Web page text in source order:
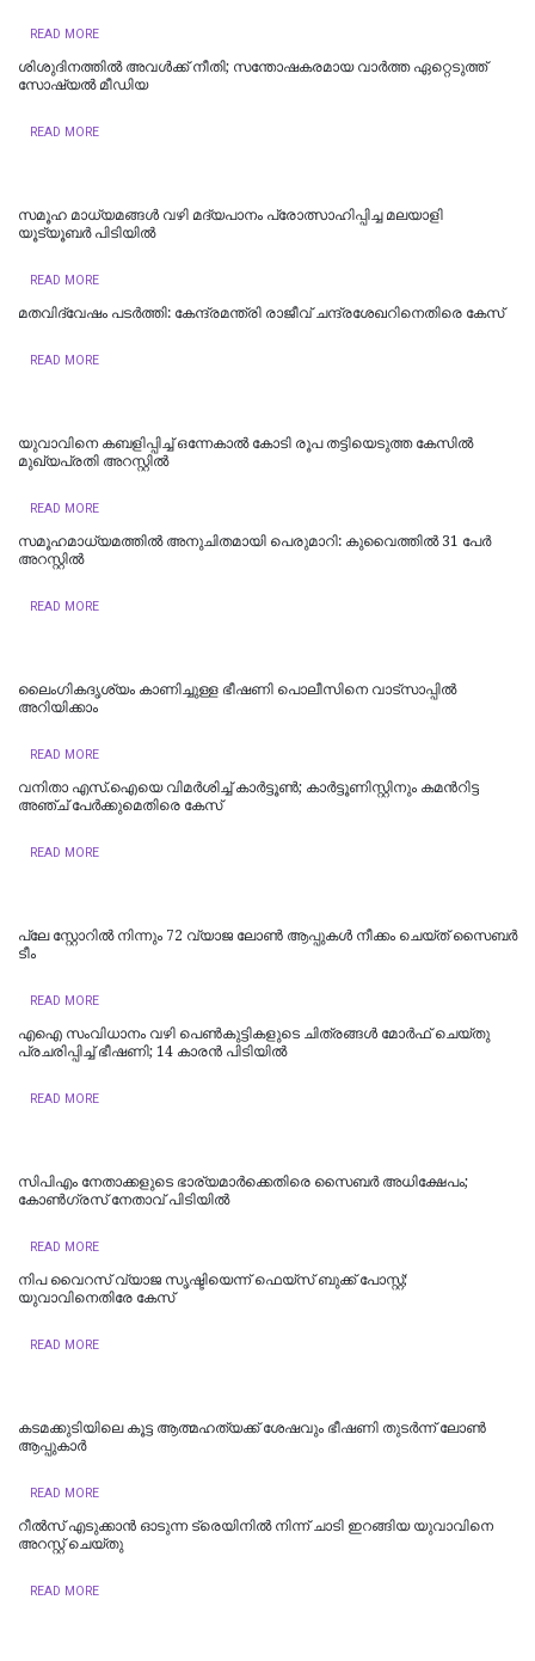
READ MORE
ശിശുദിനത്തില്‍ അവള്‍ക്ക് നീതി; സന്തോഷകരമായ വാര്‍ത്ത ഏറ്റെടുത്ത്
സോഷ്യല്‍ മീഡിയ
READ MORE
സമൂഹ മാധ്യമങ്ങള്‍ വഴി മദ്യപാനം പ്രോത്സാഹിപ്പിച്ച മലയാളി
യൂട്യൂബര്‍ പിടിയില്‍
READ MORE
മതവിദ്വേഷം പടര്‍ത്തി: കേന്ദ്രമന്ത്രി രാജീവ് ചന്ദ്രശേഖറിനെതിരെ കേസ്
READ MORE
യുവാവിനെ കബളിപ്പിച്ച് ഒന്നേകാൽ കോടി രൂപ തട്ടിയെടുത്ത കേസിൽ
മുഖ്യപ്രതി അറസ്റ്റിൽ
READ MORE
സമൂഹമാധ്യമത്തില്‍ അനുചിതമായി പെരുമാറി: കുവൈത്തില്‍ 31 പേര്‍
അറസ്റ്റില്‍
READ MORE
ലൈംഗികദൃശ്യം കാണിച്ചുള്ള ഭീഷണി പൊലീസിനെ വാട്‌സാപ്പില്‍
അറിയിക്കാം
READ MORE
വനിതാ എസ്.ഐയെ വിമർശിച്ച് കാർട്ടൂണ്‍; കാർട്ടൂണിസ്റ്റിനും കമന്‍റിട്ട
അഞ്ച് പേർക്കുമെതിരെ കേസ്
READ MORE
പ്ലേ സ്റ്റോറില്‍ നിന്നും 72 വ്യാജ ലോണ്‍ ആപ്പുകള്‍ നീക്കം ചെയ്ത് സൈബര്‍
ടീം
READ MORE
എഐ സംവിധാനം വഴി പെണ്‍കുട്ടികളുടെ ചിത്രങ്ങള്‍ മോര്‍ഫ് ചെയ്തു
പ്രചരിപ്പിച്ച് ഭീഷണി; 14 കാരന്‍ പിടിയില്‍
READ MORE
സിപിഎം നേതാക്കളുടെ ഭാര്യമാർക്കെതിരെ സൈബർ അധിക്ഷേപം;
കോൺഗ്രസ് നേതാവ് പിടിയിൽ
READ MORE
നിപ വൈറസ് വ്യാജ സൃഷ്ടിയെന്ന് ഫെയ്സ് ബുക്ക് പോസ്റ്റ്;
യുവാവിനെതിരേ കേസ്
READ MORE
കടമക്കുടിയിലെ കൂട്ട ആത്മഹത്യക്ക് ശേഷവും ഭീഷണി തുടർന്ന് ലോൺ
ആപ്പുകാര്‍
READ MORE
റീല്‍സ് എടുക്കാൻ ഓടുന്ന ട്രെയിനിൽ നിന്ന് ചാടി ഇറങ്ങിയ യുവാവിനെ
അറസ്റ്റ് ചെയ്തു
READ MORE